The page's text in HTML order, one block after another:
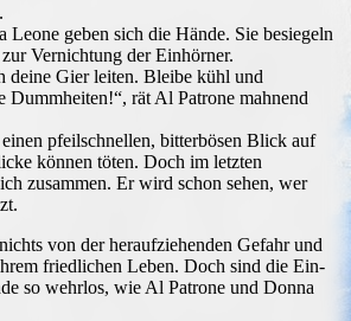
Leone geben sich die Hände. Sie besiegeln
Vernichtung der Einhörner.
deine Gier leiten. Bleibe kühl und
Dummheiten!“, rät Al Patrone mahnend
pfeilschnellen, bitterbösen Blick auf
können töten. Doch im letzten
zusammen. Er wird schon sehen, wer
von der heraufziehenden Gefahr und
friedlichen Leben. Doch sind die Ein-
so wehrlos, wie Al Patrone und Donna